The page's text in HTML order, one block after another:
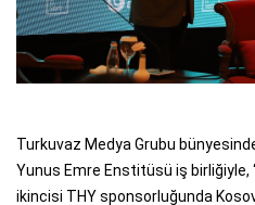
Turkuvaz Medya Grubu
Yunus Emre Enstitüsü iş birliğiyle,
ikincisi THY sponsorluğunda